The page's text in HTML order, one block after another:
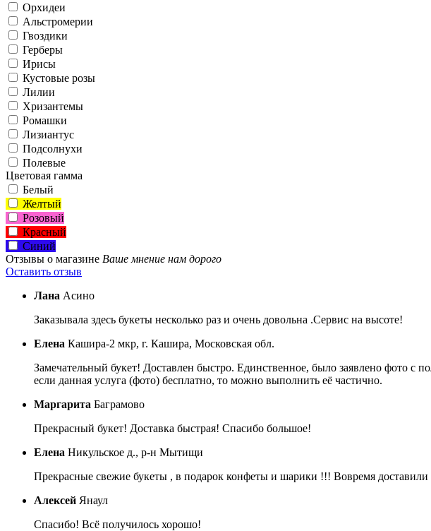
Орхидеи
Альстромерии
Гвоздики
Герберы
Ирисы
Кустовые розы
Лилии
Хризантемы
Ромашки
Лизиантус
Подсолнухи
Полевые
Цветовая гамма
Белый
Желтый
Розовый
Красный
Синий
Отзывы о магазине Ваше мнение нам дорого
Оставить отзыв
Лана Асино
Заказывала здесь букеты несколько раз и очень довольна .Сервис на высоте!
Елена Кашира-2 мкр, г. Кашира, Московская обл.
Замечательный букет! Доставлен быстро. Единственное, было заявлено фото
если данная услуга (фото) бесплатно, то можно выполнить её частично.
Маргарита Баграмово
Прекрасный букет! Доставка быстрая! Спасибо большое!
Елена Никульское д., р-н Мытищи
Прекрасные свежие букеты , в подарок конфеты и шарики !!! Вовремя
Алексей Янаул
Спасибо! Всё получилось хорошо!